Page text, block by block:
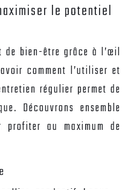
le potentiel
de bien-être grâce à l’œil
comment l’utiliser et
régulier permet de
Découvrons ensemble
profiter au maximum de